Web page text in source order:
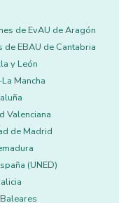
de EvAU de Aragón
de EBAU de Cantabria
y León
Mancha
Valenciana
de Madrid
(UNED)